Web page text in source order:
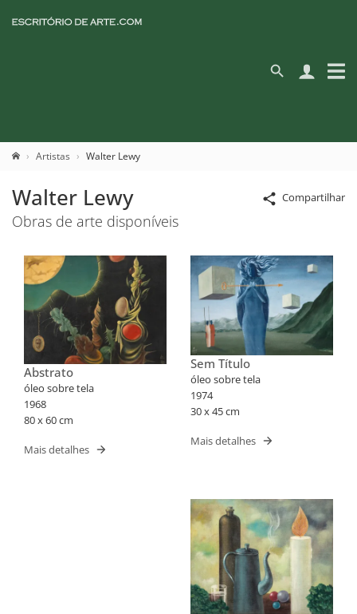
Artistas Walter Lewy
Compartilhar
Walter Lewy
Obras de arte disponíveis
Abstrato
óleo sobre tela
1968
80 x 60 cm
Mais detalhes
Sem Título
óleo sobre tela
1974
30 x 45 cm
Mais detalhes